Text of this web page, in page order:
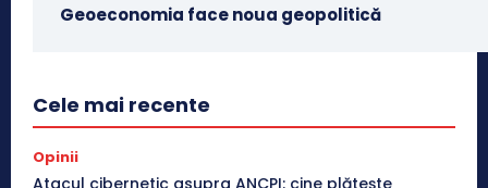
Geoeconomia face noua geopolitică
Cele mai recente
Opinii